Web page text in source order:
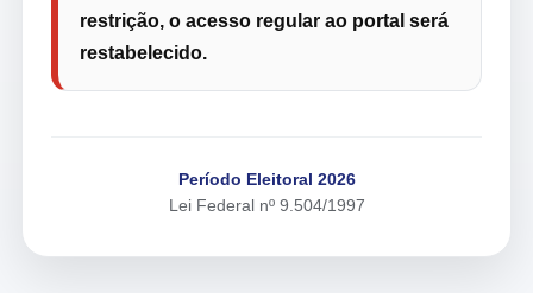
restrição, o acesso regular ao portal será
restabelecido.
Período Eleitoral 2026
Lei Federal nº 9.504/1997